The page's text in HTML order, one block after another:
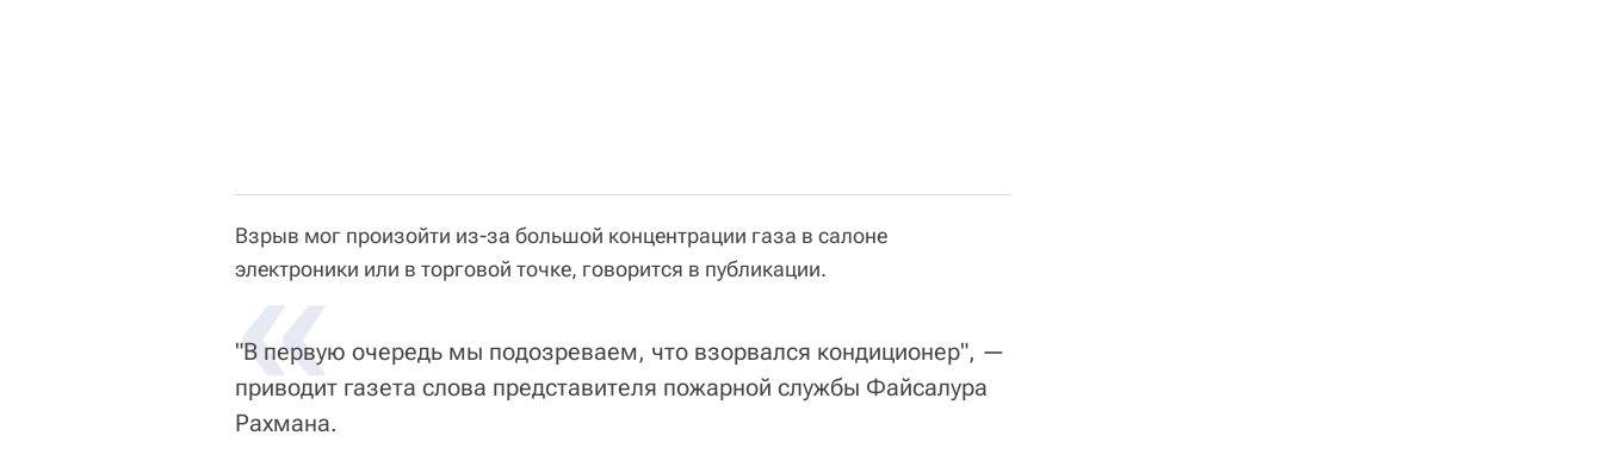
Взрыв мог произойти из-за большой концентрации газа в салоне
электроники или в торговой точке, говорится в публикации.
«
"В первую очередь мы подозреваем, что взорвался кондиционер", —
приводит газета слова представителя пожарной службы Файсалура
Рахмана.